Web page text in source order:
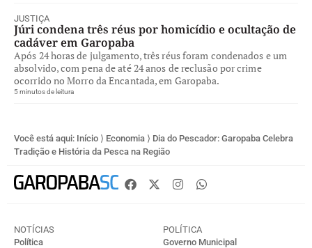
JUSTIÇA
Júri condena três réus por homicídio e ocultação de
cadáver em Garopaba
Após 24 horas de julgamento, três réus foram condenados e um
absolvido, com pena de até 24 anos de reclusão por crime
ocorrido no Morro da Encantada, em Garopaba.
5 minutos de leitura
Você está aqui: Início ⟩ Economia ⟩ Dia do Pescador: Garopaba Celebra
Tradição e História da Pesca na Região
NOTÍCIAS
Política
POLÍTICA
Governo Municipal